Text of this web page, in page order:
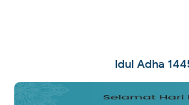
Idul Adha